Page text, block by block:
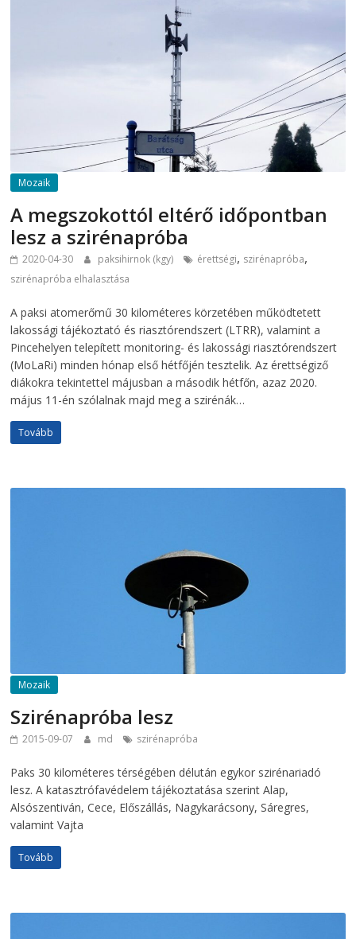
Mozaik
A megszokottól eltérő időpontban
lesz a szirénapróba
2020-04-30 paksihirnok (kgy) érettségi, szirénapróba,
szirénapróba elhalasztása
A paksi atomerőmű 30 kilométeres körzetében működtetett
lakossági tájékoztató és riasztórendszert (LTRR), valamint a
Pincehelyen telepített monitoring- és lakossági riasztórendszert
(MoLaRi) minden hónap első hétfőjén tesztelik. Az érettségiző
diákokra tekintettel májusban a második hétfőn, azaz 2020.
május 11-én szólalnak majd meg a szirénák…
Tovább
Mozaik
Szirénapróba lesz
2015-09-07 md szirénapróba
Paks 30 kilométeres térségében délután egykor szirénariadó
lesz. A katasztrófavédelem tájékoztatása szerint Alap,
Alsószentiván, Cece, Előszállás, Nagykarácsony, Sáregres,
valamint Vajta
Tovább